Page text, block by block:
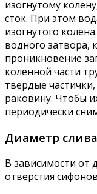
изогнутому
сток. При этом
изогнутого
водного затвора,
проникновение
коленной части
твердые
раковину. Чтобы
периодически
Диаметр
В зависимости от
отверстия